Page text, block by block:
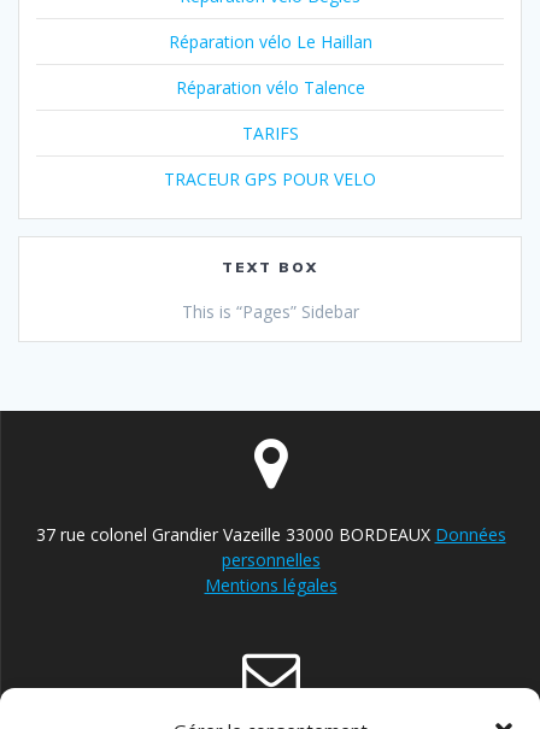
Réparation vélo Le Haillan
Réparation vélo Talence
TARIFS
TRACEUR GPS POUR VELO
TEXT BOX
This is “Pages” Sidebar
37 rue colonel Grandier Vazeille 33000 BORDEAUX Données
personnelles
Mentions légales